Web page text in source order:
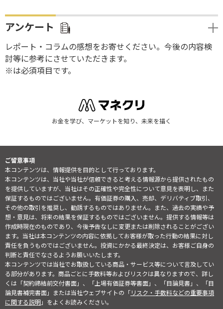
アンケート
レポート・コラムの感想をお寄せください。今後の内容検
討等に参考にさせていただきます。
※は必須項目です。
お金を学び、マーケットを知り、未来を描く
ご留意事項
本コンテンツは、情報提供を目的として行っております。
本コンテンツは、当社や当社が信頼できると考える情報源から提供されたもの
を提供していますが、当社はその正確性や完全性について意見を表明し、また
保証するものではございません。有価証券の購入、売却、デリバティブ取引、
その他の取引を推奨し、勧誘するものではありません。また、過去の実績や予
想・意見は、将来の結果を保証するものではございません。提供する情報等は
作成時現在のものであり、今後予告なしに変更または削除されることがござい
ます。当社は本コンテンツの内容に依拠してお客様が取った行動の結果に対し
責任を負うものではございません。投資にかかる最終決定は、お客様ご自身の
判断と責任でなさるようお願いいたします。
本コンテンツでは当社でお取扱している商品・サービス等について言及してい
る部分があります。商品ごとに手数料等およびリスクは異なりますので、詳し
くは「契約締結前交付書面」、「上場有価証券等書面」、「目論見書」、「目
論見書補完書面」または当社ウェブサイトの「リスク・手数料などの重要事項
に関する説明」をよくお読みください。